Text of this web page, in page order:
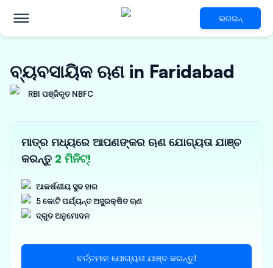
ଲଗଇନ୍
ବ୍ୟବସାୟିକ ଋଣ in Faridabad
RBI ପଞ୍ଜିକୃତ NBFC
ମାତ୍ର ମଧ୍ୟରେ ଆପଣଙ୍କର ଋଣ ଯୋଗ୍ୟତା ଯାଞ୍ଚ
କରନ୍ତୁ 2 ମିନିଟ୍!
ଆକର୍ଷଣୀୟ ସୁଦ ହାର
5 କୋଟି ପର୍ଯ୍ୟନ୍ତ ଅସୁରକ୍ଷିତ ଋଣ
ଦ୍ରୁତ ଅନୁମୋଦନ
ବର୍ତ୍ତମାନ ଯୋଗ୍ୟତା ଯାଞ୍ଚ କରନ୍ତୁ!